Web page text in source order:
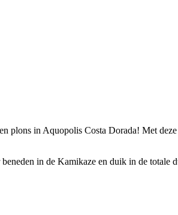
plons in Aquopolis Costa Dorada! Met
in de Kamikaze en duik in de